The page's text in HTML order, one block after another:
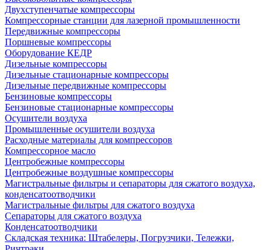
Двухступенчатые компрессоры
Компрессорные станции для лазерной промышленности
Передвижные компрессоры
Поршневые компрессоры
Оборудование КЕДР
Дизельные компрессоры
Дизельные стационарные компрессоры
Дизельные передвижные компрессоры
Бензиновые компрессоры
Бензиновые стационарные компрессоры
Осушители воздуха
Промышленные осушители воздуха
Расходные материалы для компрессоров
Компрессорное масло
Центробежные компрессоры
Центробежные воздушные компрессоры
Магистральные фильтры и сепараторы для сжатого воздуха,
конденсатоотводчики
Магистральные фильтры для сжатого воздуха
Сепараторы для сжатого воздуха
Конденсатоотводчики
Складская техника: Штабелеры, Погрузчики, Тележки,